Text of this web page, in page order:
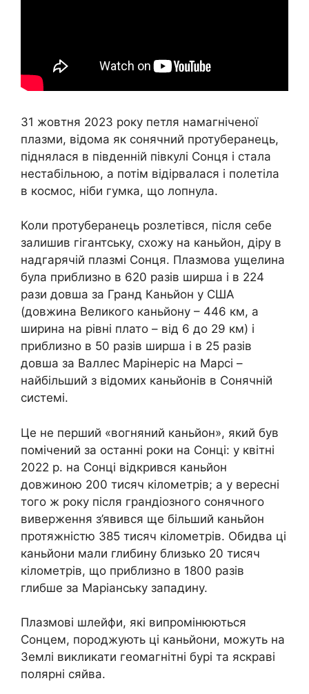
31 жовтня 2023 року петля намагніченої
плазми, відома як сонячний протуберанець,
піднялася в південній півкулі Сонця і стала
нестабільною, а потім відірвалася і полетіла
в космос, ніби гумка, що лопнула.
Коли протуберанець розлетівся, після себе
залишив гігантську, схожу на каньйон, діру в
надгарячій плазмі Сонця. Плазмова ущелина
була приблизно в 620 разів ширша і в 224
рази довша за Гранд Каньйон у США
(довжина Великого каньйону – 446 км, а
ширина на рівні плато – від 6 до 29 км) і
приблизно в 50 разів ширша і в 25 разів
довша за Валлес Марінеріс на Марсі –
найбільший з відомих каньйонів в Сонячній
системі.
Це не перший «вогняний каньйон», який був
помічений за останні роки на Сонці: у квітні
2022 р. на Сонці відкрився каньйон
довжиною 200 тисяч кілометрів; а у вересні
того ж року після грандіозного сонячного
виверження з’явився ще більший каньйон
протяжністю 385 тисяч кілометрів. Обидва ці
каньйони мали глибину близько 20 тисяч
кілометрів, що приблизно в 1800 разів
глибше за Маріанську западину.
Плазмові шлейфи, які випромінюються
Сонцем, породжують ці каньйони, можуть на
Землі викликати геомагнітні бурі та яскраві
полярні сяйва.